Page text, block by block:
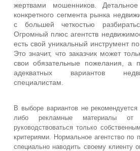
жертвами мошенников.
конкретного сегмента рынка
с большей четкостью
Огромный плюс агентств
есть свой уникальный инструмент
Это значит, что заказчик может
свои обязательные пожелания, а
адекватных вариантов
специалистам.
В выборе вариантов не
либо рекламные материалы от
руководствоваться только
критериями. Нормальное агентство по
специально наводить своему клиенту